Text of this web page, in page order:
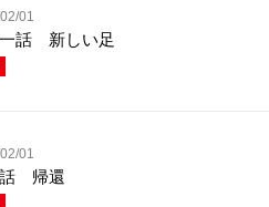
01
話 新しい足
01
帰還